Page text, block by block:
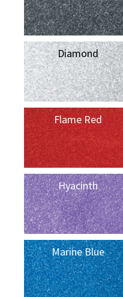
Diamond
Flame Red
Hyacinth
Marine Blue